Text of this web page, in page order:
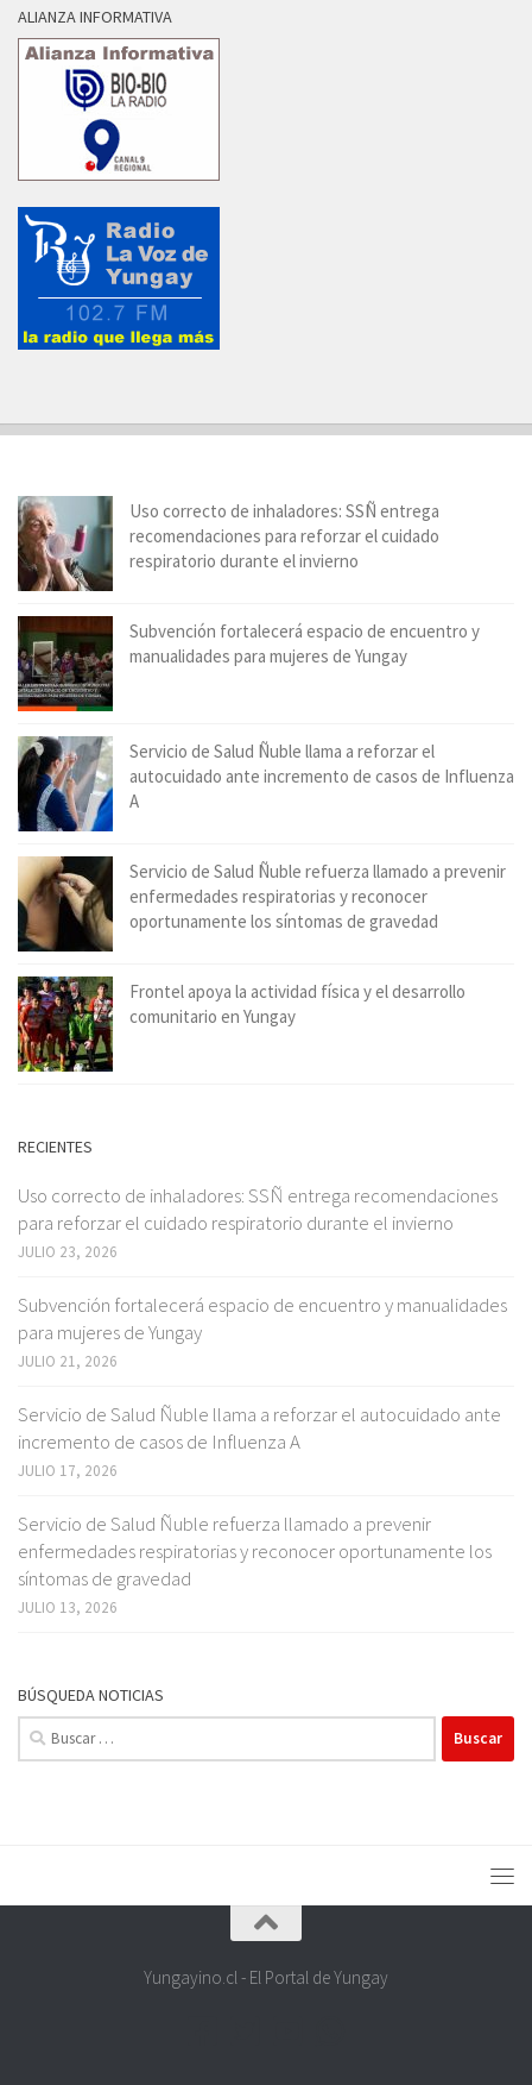
ALIANZA INFORMATIVA
Uso correcto de inhaladores: SSÑ entrega
recomendaciones para reforzar el cuidado
respiratorio durante el invierno
Subvención fortalecerá espacio de encuentro y
manualidades para mujeres de Yungay
Servicio de Salud Ñuble llama a reforzar el
autocuidado ante incremento de casos de Influenza
A
Servicio de Salud Ñuble refuerza llamado a prevenir
enfermedades respiratorias y reconocer
oportunamente los síntomas de gravedad
Frontel apoya la actividad física y el desarrollo
comunitario en Yungay
RECIENTES
Uso correcto de inhaladores: SSÑ entrega recomendaciones
para reforzar el cuidado respiratorio durante el invierno
JULIO 23, 2026
Subvención fortalecerá espacio de encuentro y manualidades
para mujeres de Yungay
JULIO 21, 2026
Servicio de Salud Ñuble llama a reforzar el autocuidado ante
incremento de casos de Influenza A
JULIO 17, 2026
Servicio de Salud Ñuble refuerza llamado a prevenir
enfermedades respiratorias y reconocer oportunamente los
síntomas de gravedad
JULIO 13, 2026
BÚSQUEDA NOTICIAS
Buscar:
Yungayino.cl - El Portal de Yungay